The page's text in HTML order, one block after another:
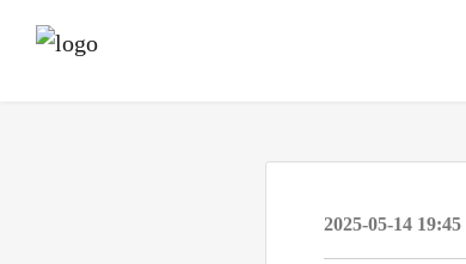
2025-05-14 19:45